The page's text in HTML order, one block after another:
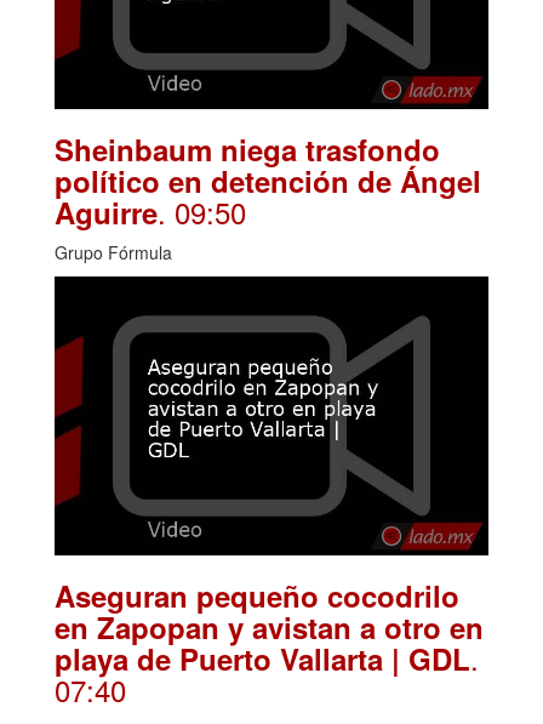
Sheinbaum niega trasfondo
político en detención de Ángel
Aguirre. 09:50
Grupo Fórmula
Aseguran pequeño cocodrilo
en Zapopan y avistan a otro en
playa de Puerto Vallarta | GDL.
07:40